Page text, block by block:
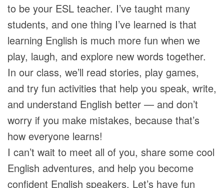
to be your ESL teacher. I’ve taught many
students, and one thing I’ve learned is that
learning English is much more fun when we
play, laugh, and explore new words together.
In our class, we’ll read stories, play games,
and try fun activities that help you speak, write,
and understand English better — and don’t
worry if you make mistakes, because that’s
how everyone learns!
I can’t wait to meet all of you, share some cool
English adventures, and help you become
confident English speakers. Let’s have fun